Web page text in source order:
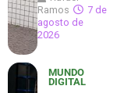
Ramos
7 de
agosto de
2026
MUNDO
DIGITAL